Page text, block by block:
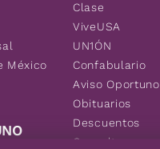
México
Clase
ViveUSA
UN1ÓN
Confabulario
Aviso Oportuno
Obituarios
Descuentos
Consultas